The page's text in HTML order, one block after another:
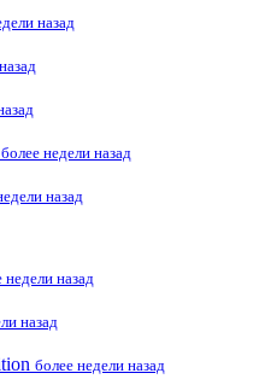
назад
более недели назад
назад
недели назад
назад
более недели назад